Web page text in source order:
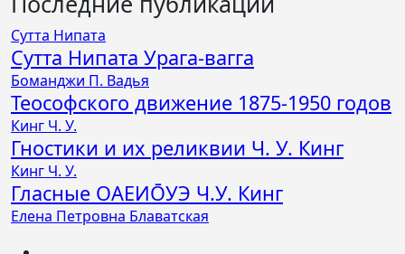
Сутта Нипата
Сутта Нипата Урага-вагга
Боманджи П. Вадья
Теософского движение 1875-1950 годов
Кинг Ч. У.
Гностики и их реликвии Ч. У. Кинг
Кинг Ч. У.
Гласные ОАЕИО̄УЭ Ч.У. Кинг
Елена Петровна Блаватская